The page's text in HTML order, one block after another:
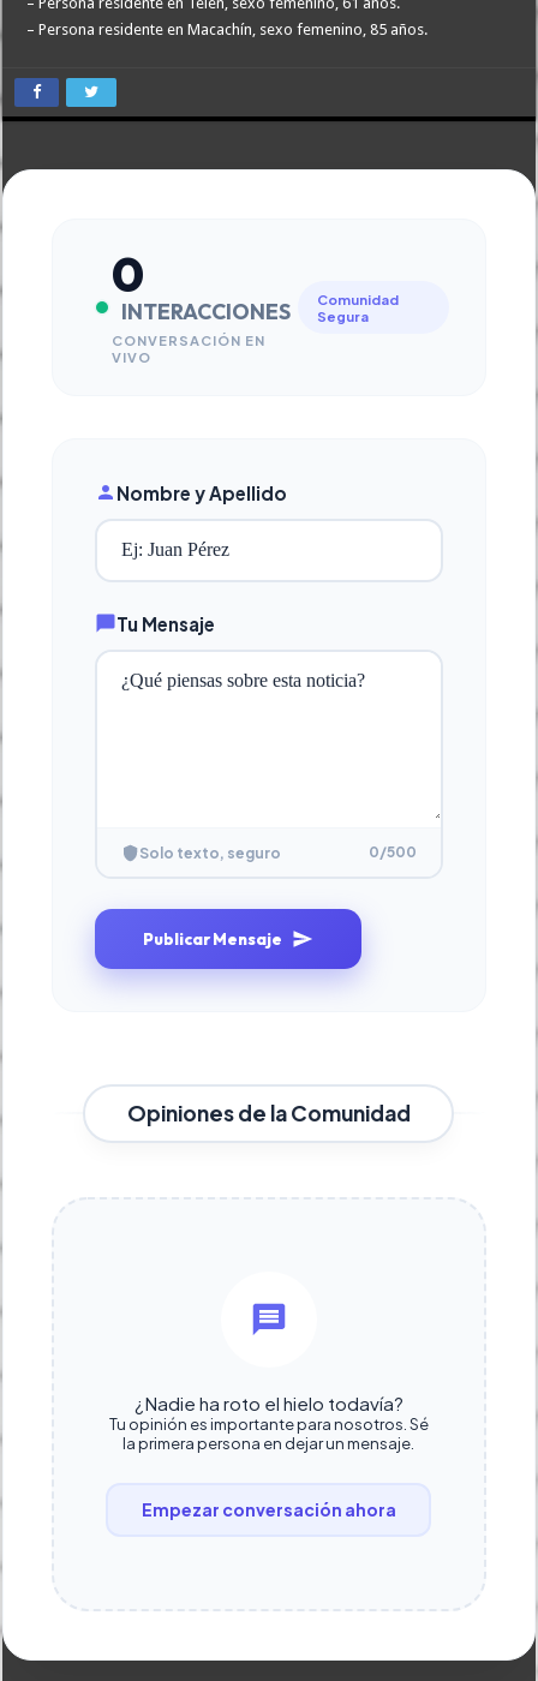
– Persona residente en Macachín, sexo femenino, 85 años.
0
INTERACCIONES
CONVERSACIÓN EN
VIVO
Comunidad
Segura
Nombre y Apellido
Tu Mensaje
Solo texto, seguro 0/500
Publicar Mensaje
Opiniones de la Comunidad
¿Nadie ha roto el hielo todavía?
Tu opinión es importante para nosotros. Sé
la primera persona en dejar un mensaje.
Empezar conversación ahora